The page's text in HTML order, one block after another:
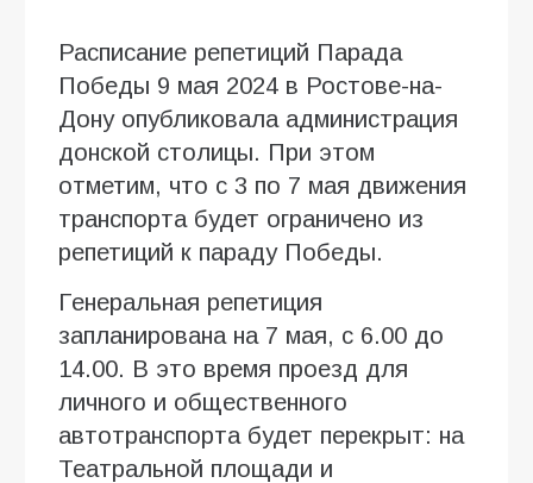
Расписание репетиций Парада
Победы 9 мая 2024 в Ростове-на-
Дону опубликовала администрация
донской столицы. При этом
отметим, что с 3 по 7 мая движения
транспорта будет ограничено из
репетиций к параду Победы.
Генеральная репетиция
запланирована на 7 мая, с 6.00 до
14.00. В это время проезд для
личного и общественного
автотранспорта будет перекрыт: на
Театральной площади и